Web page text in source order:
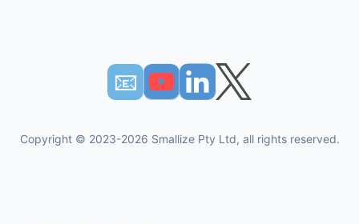
📧︎
Copyright © 2023-2026 Smallize Pty Ltd, all rights reserved.